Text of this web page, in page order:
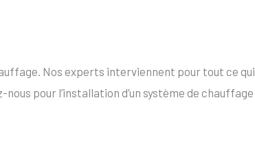
Nos experts interviennent pour tout ce qui
pour l’installation d’un système de chauffage